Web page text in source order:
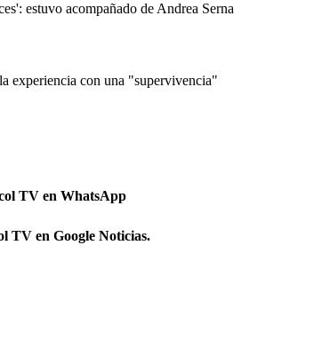
estuvo acompañado de Andrea Serna
experiencia con una "supervivencia"
TV en WhatsApp
TV en Google Noticias.